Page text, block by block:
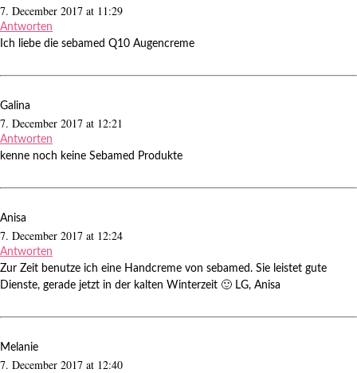
7. December 2017 at 11:29
Antworten
Ich liebe die sebamed Q10 Augencreme
Galina
7. December 2017 at 12:21
Antworten
kenne noch keine Sebamed Produkte
Anisa
7. December 2017 at 12:24
Antworten
Zur Zeit benutze ich eine Handcreme von sebamed. Sie leistet gute
Dienste, gerade jetzt in der kalten Winterzeit 🙂 LG, Anisa
Melanie
7. December 2017 at 12:40